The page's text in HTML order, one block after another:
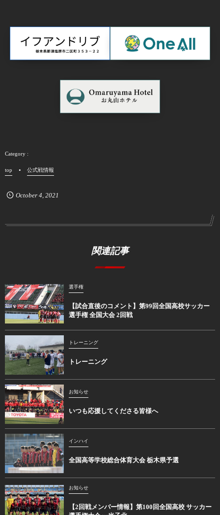
top 公式戦情報
October 4 2021
関連記事
選手権
【試合直後のコメント】第99回全国高校サッカー
選手権 全国大会 2回戦
トレーニング
トレーニング
お知らせ
いつも応援してくださる皆様へ
インハイ
全国高等学校総合体育大会 栃木県予選
お知らせ
【2回戦メンバー情報】第100回全国高校 サッカー